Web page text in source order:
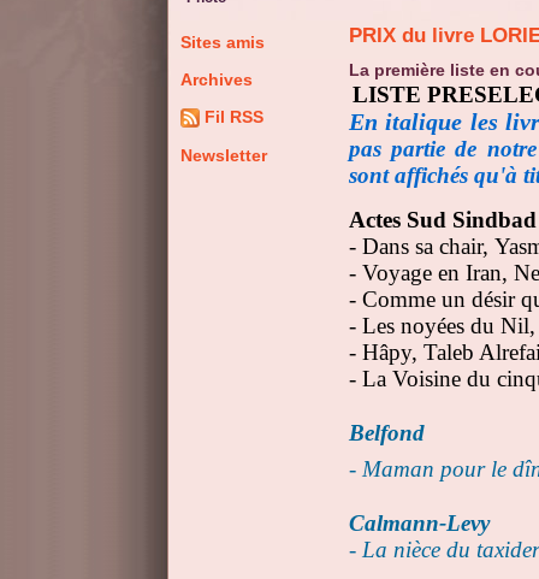
Sites amis
Archives
Fil RSS
Newsletter
PRIX du livre
La première liste en
LISTE
En italique les
pas partie de
sont affichés qu'à
Actes Sud
- Dans sa chair,
- Voyage en Iran,
- Comme un désir
- Les noyées du
- Hâpy, Taleb
- La Voisine du
Belfond
- Maman pour le
Calmann-Levy
- La nièce du